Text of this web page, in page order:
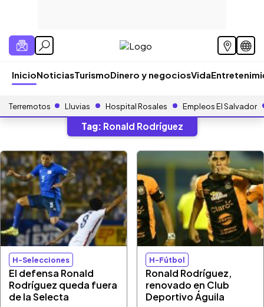
InicioNoticiasTurismoDinero y negociosVida
Terremotos Lluvias Hospital Rosales Empleos El Salvador
Tag: Ronald Rodríguez
H-Selecciones
El defensa Ronald
Rodríguez queda fuera
de la Selecta
H-Fútbol
Ronald Rodríguez,
renovado en Club
Deportivo Águila